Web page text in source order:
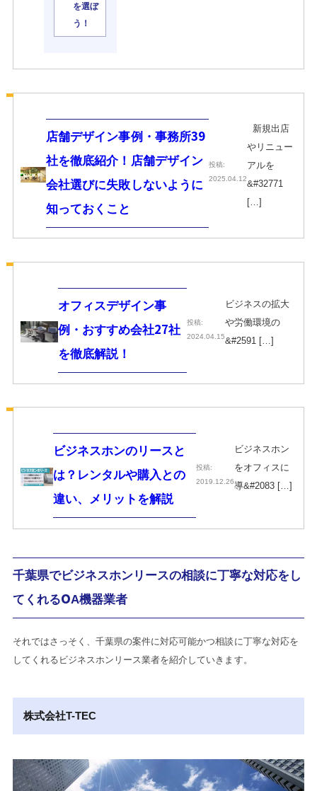
を選ぼ
う！
店舗デザイン事例・事務所39
社を徹底紹介！店舗デザイン
会社選びに失敗しないように
知っておくこと
投稿:
2025.04.12
新規出店
やリニュー
アルを
&#32771
[…]
オフィスデザイン事
例・おすすめ会社27社
を徹底解説！
投稿:
2024.04.15
ビジネスの拡大
や労働環境の
&#2591 […]
ビジネスホンのリースと
は？レンタルや購入との
違い、メリットを解説
投稿:
2019.12.26
ビジネスホン
をオフィスに
導&#2083 […]
千葉県でビジネスホンリースの相談に丁寧な対応をし
てくれるOA機器業者
それではさっそく、千葉県の案件に対応可能かつ相談に丁寧な対応を
してくれるビジネスホンリース業者を紹介していきます。
株式会社T-TEC